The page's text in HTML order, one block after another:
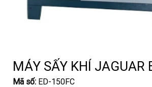
MÁY SẤY KHÍ JAGUAR
Mã số: ED-150FC